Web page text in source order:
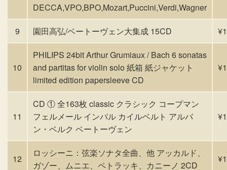
DECCA,VPO,BPO,Mozart,Puccini,Verdi,Wagner
9 園田高弘/ベートーヴェン大集成 15CD
10
PHILIPS 24bit Arthur Grumiaux / Bach 6 sonatas
and partitas for violin solo 紙箱 紙ジャケット
limited edition papersleeve CD
11
CD ① 全163枚 classic クラシック コープマン
フェルメール インバル カイルベルト アルバ
ン・ベルク ベートーヴェン
12
ロッシーニ：弦楽ソナタ全曲、他 アッカルド、
ガゾー、ムニエ、ペトラッキ、カニーノ 2CD